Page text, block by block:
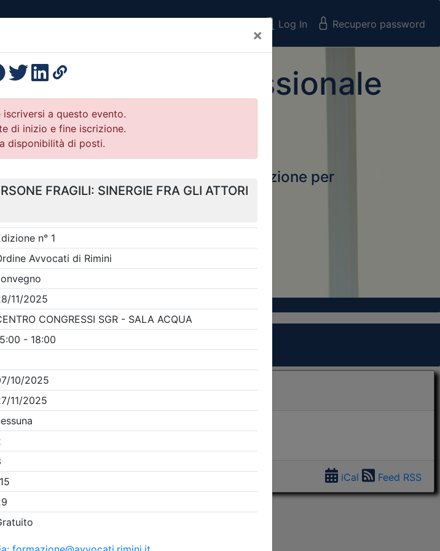
×
Log In Recupero password
Professionale
Il portale della formazione per
Ordini e Collegi
sezione dei filtri ricerca eventi
2026
iCal Feed RSS